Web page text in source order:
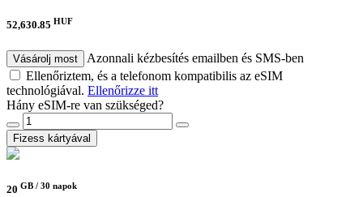
52,630.85 HUF
Vásárolj most
Azonnali kézbesítés emailben és SMS-ben
Ellenőriztem, és a telefonom kompatibilis az eSIM
technológiával. Ellenőrizze itt
Hány eSIM-re van szükséged?
Fizess kártyával
20 GB / 30 napok